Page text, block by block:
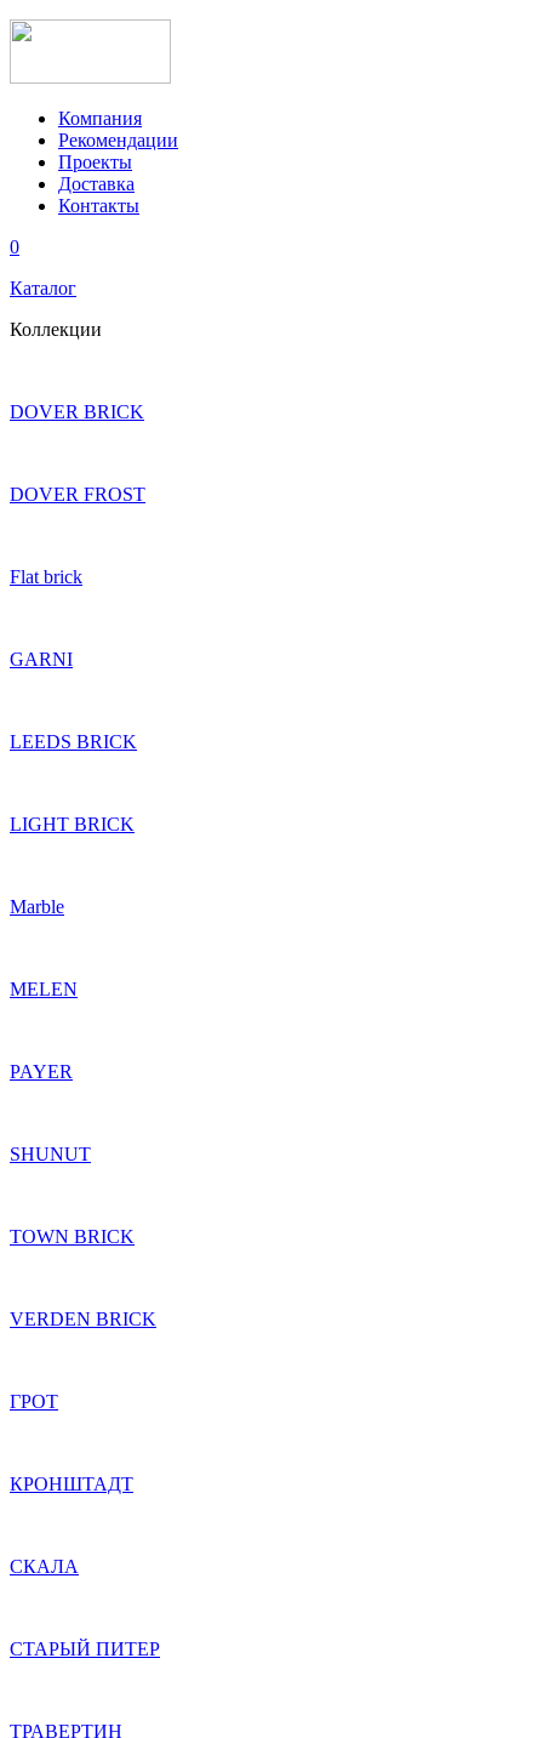
Компания
Рекомендации
Проекты
Доставка
Контакты
0
Каталог
Коллекции
DOVER BRICK
DOVER FROST
Flat brick
GARNI
LEEDS BRICK
LIGHT BRICK
Marble
MELEN
PAYER
SHUNUT
TOWN BRICK
VERDEN BRICK
ГРОТ
КРОНШТАДТ
СКАЛА
СТАРЫЙ ПИТЕР
ТРАВЕРТИН